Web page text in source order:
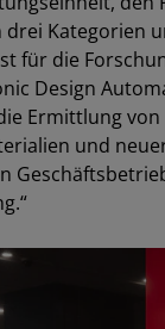
drei Kategorien
für die
Design
Ermittlung
und